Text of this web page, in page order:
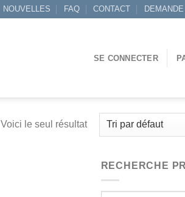
NOUVELLES FAQ CONTACT
SE CONNECTER
Voici le seul résultat
RECHERCHE